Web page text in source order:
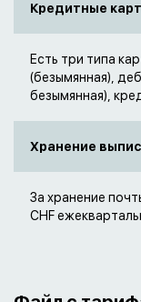
Кредитные
Есть три типа
(безымянная),
безымянная),
Хранение
За хранение
CHF